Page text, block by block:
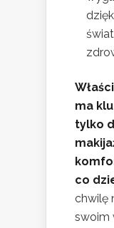
ma
tylko
co
chwilę
swoim